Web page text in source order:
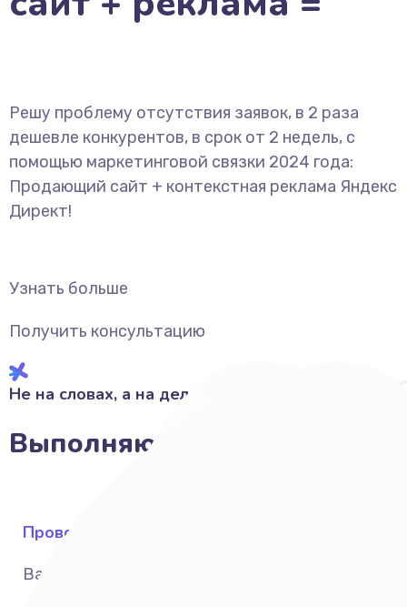
Решу проблему отсутствия заявок, в 2 раза
дешевле конкурентов, в срок от 2 недель, с
помощью маркетинговой связки 2024 года:
Продающий сайт + контекстная реклама Яндекс
Директ!
Узнать больше
Получить консультацию
Не на словах, а на деле!
Выполняю своими руками:
Провожу исследование
Вашего бизнеса, рынка и конкурентов